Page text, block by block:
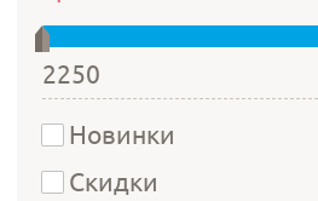
2250
Новинки
Скидки